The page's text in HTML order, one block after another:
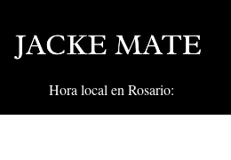
Hora local en Rosario: